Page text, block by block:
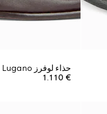
حذاء لوفرز Gucci Lugano للرجال
€ 1.110